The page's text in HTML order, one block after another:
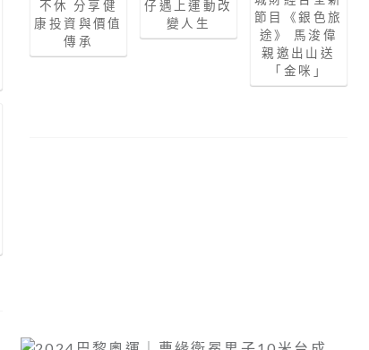
不休 分享健
康投資與價值
傳承
仔遇上運動改
變人生
節目《銀色旅
途》 馬浚偉
親邀出山送
「金咪」